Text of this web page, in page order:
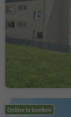
Online te boeken